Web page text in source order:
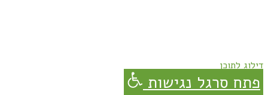
דילוג לתוכן
פתח סרגל נגישות